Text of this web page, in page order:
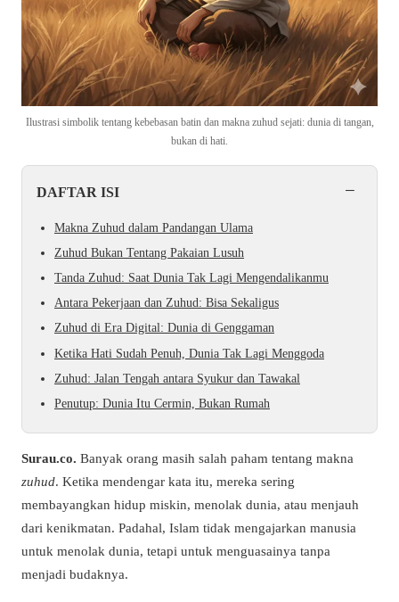
Ilustrasi simbolik tentang kebebasan batin dan makna zuhud sejati: dunia di tangan,
bukan di hati.
DAFTAR ISI −
Makna Zuhud dalam Pandangan Ulama
Zuhud Bukan Tentang Pakaian Lusuh
Tanda Zuhud: Saat Dunia Tak Lagi Mengendalikanmu
Antara Pekerjaan dan Zuhud: Bisa Sekaligus
Zuhud di Era Digital: Dunia di Genggaman
Ketika Hati Sudah Penuh, Dunia Tak Lagi Menggoda
Zuhud: Jalan Tengah antara Syukur dan Tawakal
Penutup: Dunia Itu Cermin, Bukan Rumah
Surau.co. Banyak orang masih salah paham tentang makna
zuhud. Ketika mendengar kata itu, mereka sering
membayangkan hidup miskin, menolak dunia, atau menjauh
dari kenikmatan. Padahal, Islam tidak mengajarkan manusia
untuk menolak dunia, tetapi untuk menguasainya tanpa
menjadi budaknya.